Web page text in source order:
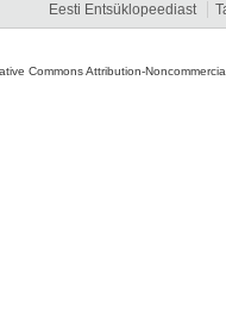
Eesti Entsüklopeediast
Commons Attribution-